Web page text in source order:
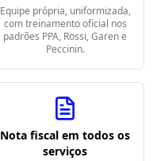
Equipe própria, uniformizada,
com treinamento oficial nos
padrões PPA, Rossi, Garen e
Peccinin.
Nota fiscal em todos os
serviços